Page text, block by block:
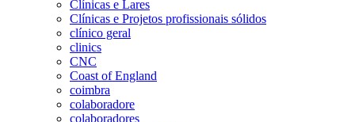
Clínicas e Lares
Clínicas e Projetos profissionais sólidos
clínico geral
clinics
CNC
Coast of England
coimbra
colaboradore
colaboradores